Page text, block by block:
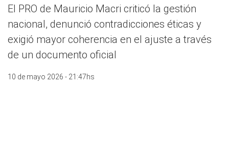
El PRO de Mauricio Macri criticó la gestión
nacional, denunció contradicciones éticas y
exigió mayor coherencia en el ajuste a través
de un documento oficial
10 de mayo 2026 - 21:47hs